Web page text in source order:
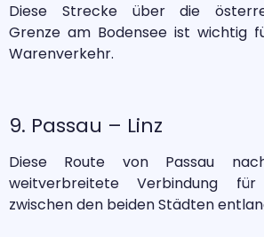
Diese Strecke über die
Grenze am Bodensee ist wichtig
Warenverkehr.
9. Passau – Linz
Diese Route von Passau
weitverbreitete Verbindung
zwischen den beiden Städten